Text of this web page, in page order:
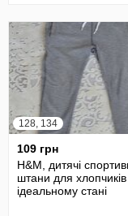
128, 134
109 грн
H&M, дитячі
штани для
ідеальному стані